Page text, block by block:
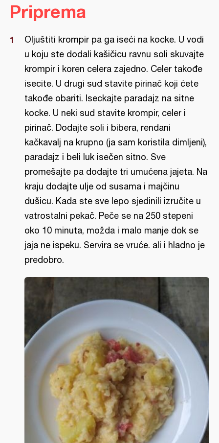
Priprema
Oljuštiti krompir pa ga iseći na kocke. U vodi
u koju ste dodali kašičicu ravnu soli skuvajte
krompir i koren celera zajedno. Celer takođe
isecite. U drugi sud stavite pirinač koji ćete
takođe obariti. Iseckajte paradajz na sitne
kocke. U neki sud stavite krompir, celer i
pirinač. Dodajte soli i bibera, rendani
kačkavalj na krupno (ja sam koristila dimljeni),
paradajz i beli luk isečen sitno. Sve
promešajte pa dodajte tri umućena jajeta. Na
kraju dodajte ulje od susama i majčinu
dušicu. Kada ste sve lepo sjedinili izručite u
vatrostalni pekač. Peče se na 250 stepeni
oko 10 minuta, možda i malo manje dok se
jaja ne ispeku. Servira se vruće. ali i hladno je
predobro.